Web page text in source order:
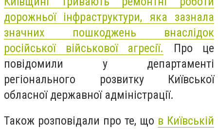
дорожньої інфраструктури, яка зазнала
значних пошкоджень внаслідок
російської військової агресії. Про це
повідомили у департаменті
регіонального розвитку Київської
обласної державної адміністрації.
Також розповідали про те, що в Київській